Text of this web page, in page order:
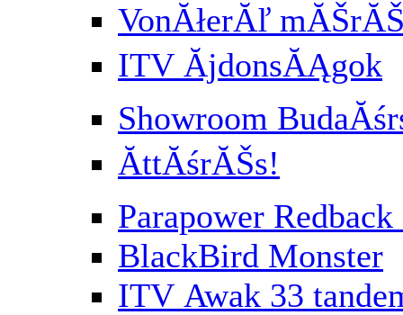
VonĂłerĂľ
ITV ĂjdonsĂĄgok
Showroom
ĂttĂśrĂŠs!
Parapower
BlackBird Monster
ITV Awak 33